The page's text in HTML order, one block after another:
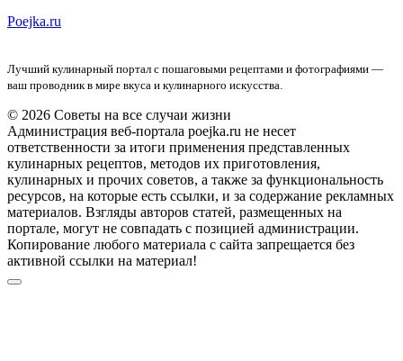
Poejka.ru
Лучший кулинарный портал с пошаговыми рецептами и фотографиями —
ваш проводник в мире вкуса и кулинарного искусства.
© 2026 Советы на все случаи жизни
Администрация веб-портала poejka.ru не несет
ответственности за итоги применения представленных
кулинарных рецептов, методов их приготовления,
кулинарных и прочих советов, а также за функциональность
ресурсов, на которые есть ссылки, и за содержание рекламных
материалов. Взгляды авторов статей, размещенных на
портале, могут не совпадать с позицией администрации.
Копирование любого материала с сайта запрещается без
активной ссылки на материал!